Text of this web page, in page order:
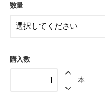
数量
購入数
本